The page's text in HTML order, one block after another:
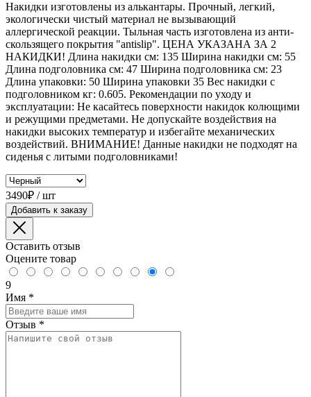
Накидки изготовлены из алькантары. Прочный, легкий,
экологически чистый материал не вызывающий
аллергической реакции. Тыльная часть изготовлена из анти-
скользящего покрытия "antislip". ЦЕНА УКАЗАНА ЗА 2
НАКИДКИ! Длина накидки см: 135 Ширина накидки см: 55
Длина подголовника см: 47 Ширина подголовника см: 23
Длина упаковки: 50 Ширина упаковки 35 Вес накидки с
подголовником кг: 0.605. Рекомендации по уходу и
эксплуатации: Не касайтесь поверхности накидок колющими
и режущими предметами. Не допускайте воздействия на
накидки высоких температур и избегайте механических
воздействий. ВНИМАНИЕ! Данные накидки не подходят на
сиденья с литыми подголовниками!
3490₽ / шт
Добавить к заказу
Оставить отзыв
Оцените товар
9
Имя *
Отзыв *